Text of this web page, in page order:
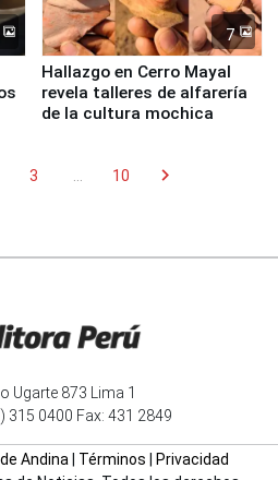
7
Hallazgo en Cerro Mayal
revela talleres de alfarería
de la cultura mochica
3 10 chevron_right
Ugarte 873 Lima 1
315 0400 Fax: 431 2849
Andina| Términos
Privacidad